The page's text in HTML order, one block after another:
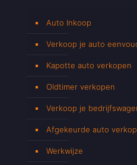
Auto Inkoop
Verkoop je auto
Kapotte auto verkopen
Oldtimer verkopen
Verkoop je
Afgekeurde auto
Werkwijze